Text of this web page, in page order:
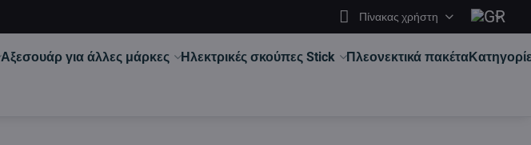
Πίνακας χρήστη
Αξεσουάρ για άλλες μάρκες Ηλεκτρικές σκούπες Stick Πλεονεκτικά πακέτα